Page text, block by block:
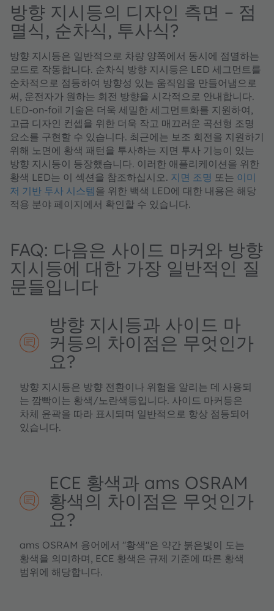
방향 지시등의 디자인 측면 – 점
멸식, 순차식, 투사식?
방향 지시등은 일반적으로 차량 양쪽에서 동시에 점멸하는
모드로 작동합니다. 순차식 방향 지시등은 LED 세그먼트를
순차적으로 점등하여 방향성 있는 움직임을 만들어냄으로
써, 운전자가 원하는 회전 방향을 시각적으로 안내합니다.
LED‑on‑foil 기술은 더욱 세밀한 세그먼트화를 지원하여,
고급 디자인 컨셉을 위한 더욱 작고 매끄러운 곡선형 조명
요소를 구현할 수 있습니다. 최근에는 보조 회전을 지원하기
위해 노면에 황색 패턴을 투사하는 지면 투사 기능이 있는
방향 지시등이 등장했습니다. 이러한 애플리케이션을 위한
황색 LED는 이 섹션을 참조하십시오. 지면 조명 또는 이미
저 기반 투사 시스템을 위한 백색 LED에 대한 내용은 해당
적용 분야 페이지에서 확인할 수 있습니다.
FAQ: 다음은 사이드 마커와 방향
지시등에 대한 가장 일반적인 질
문들입니다
방향 지시등과 사이드 마
커등의 차이점은 무엇인가
요?
방향 지시등은 방향 전환이나 위험을 알리는 데 사용되
는 깜빡이는 황색/노란색등입니다. 사이드 마커등은
차체 윤곽을 따라 표시되며 일반적으로 항상 점등되어
있습니다.
ECE 황색과 ams OSRAM
황색의 차이점은 무엇인가
요?
ams OSRAM 용어에서 "황색"은 약간 붉은빛이 도는
황색을 의미하며, ECE 황색은 규제 기준에 따른 황색
범위에 해당합니다.